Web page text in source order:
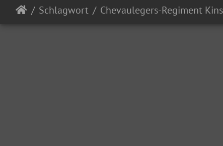
Schlagwort Chevaulegers-Regiment